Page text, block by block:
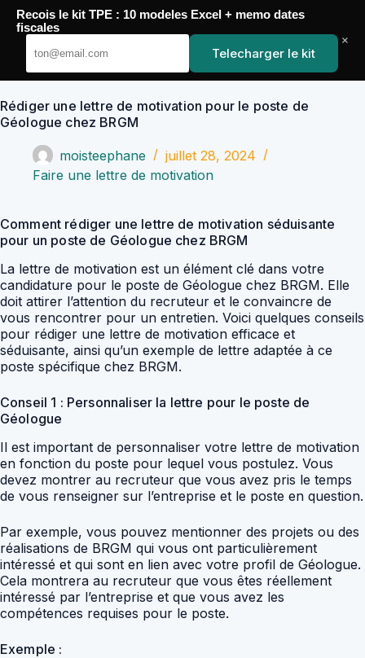
Passer
contenu
YoupiJobs
Rédiger une lettre de motivation pour le poste de
Géologue chez BRGM
moisteephane
juillet 28, 2024
Faire une lettre de motivation
Comment rédiger une lettre de motivation séduisante
pour un poste de Géologue chez BRGM
La lettre de motivation est un élément clé dans votre
candidature pour le poste de Géologue chez BRGM. Elle
doit attirer l’attention du recruteur et le convaincre de
vous rencontrer pour un entretien. Voici quelques conseils
pour rédiger une lettre de motivation efficace et
séduisante, ainsi qu’un exemple de lettre adaptée à ce
poste spécifique chez BRGM.
Conseil 1 : Personnaliser la lettre pour le poste de
Géologue
Il est important de personnaliser votre lettre de motivation
en fonction du poste pour lequel vous postulez. Vous
devez montrer au recruteur que vous avez pris le temps
de vous renseigner sur l’entreprise et le poste en question.
Par exemple, vous pouvez mentionner des projets ou des
réalisations de BRGM qui vous ont particulièrement
intéressé et qui sont en lien avec votre profil de Géologue.
Cela montrera au recruteur que vous êtes réellement
intéressé par l’entreprise et que vous avez les
compétences requises pour le poste.
Exemple :
Recois le kit TPE : 10 modeles Excel + memo dates
fiscales
Telecharger le kit
×